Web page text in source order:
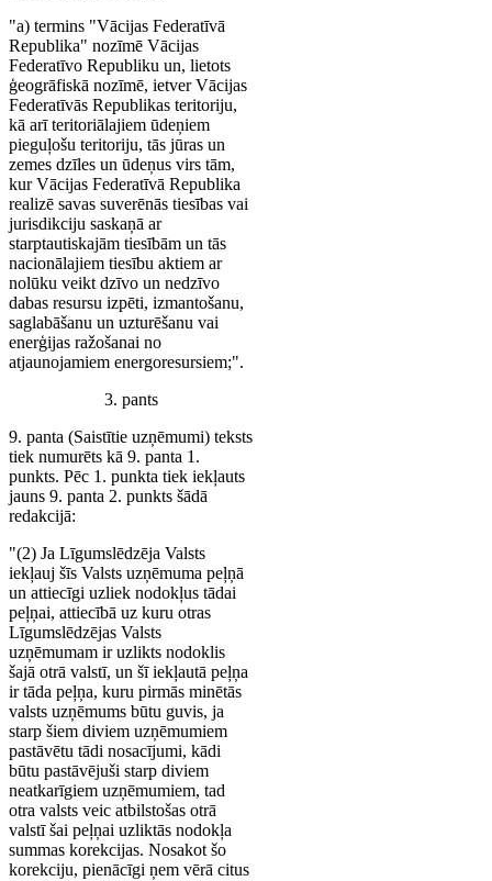
"a) termins "Vācijas Federatīvā
Republika" nozīmē Vācijas
Federatīvo Republiku un, lietots
ģeogrāfiskā nozīmē, ietver Vācijas
Federatīvās Republikas teritoriju,
kā arī teritoriālajiem ūdeņiem
pieguļošu teritoriju, tās jūras un
zemes dzīles un ūdeņus virs tām,
kur Vācijas Federatīvā Republika
realizē savas suverēnās tiesības vai
jurisdikciju saskaņā ar
starptautiskajām tiesībām un tās
nacionālajiem tiesību aktiem ar
nolūku veikt dzīvo un nedzīvo
dabas resursu izpēti, izmantošanu,
saglabāšanu un uzturēšanu vai
enerģijas ražošanai no
atjaunojamiem energoresursiem;".
3. pants
9. panta (Saistītie uzņēmumi) teksts
tiek numurēts kā 9. panta 1.
punkts. Pēc 1. punkta tiek iekļauts
jauns 9. panta 2. punkts šādā
redakcijā:
"(2) Ja Līgumslēdzēja Valsts
iekļauj šīs Valsts uzņēmuma peļņā
un attiecīgi uzliek nodokļus tādai
peļņai, attiecībā uz kuru otras
Līgumslēdzējas Valsts
uzņēmumam ir uzlikts nodoklis
šajā otrā valstī, un šī iekļautā peļņa
ir tāda peļņa, kuru pirmās minētās
valsts uzņēmums būtu guvis, ja
starp šiem diviem uzņēmumiem
pastāvētu tādi nosacījumi, kādi
būtu pastāvējuši starp diviem
neatkarīgiem uzņēmumiem, tad
otra valsts veic atbilstošas otrā
valstī šai peļņai uzliktās nodokļa
summas korekcijas. Nosakot šo
korekciju, pienācīgi ņem vērā citus